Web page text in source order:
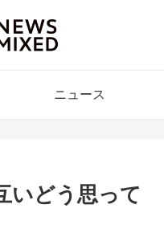
ニュース
いどう思って